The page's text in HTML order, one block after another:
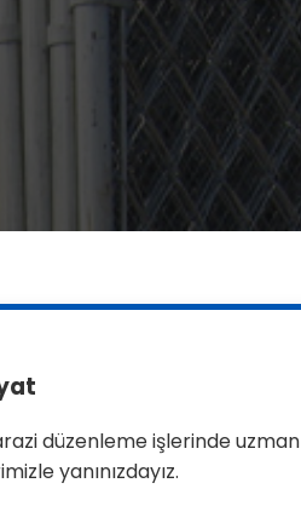
düzenleme işlerinde uzman
yanınızdayız.